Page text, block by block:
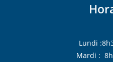
Lundi
Mardi :